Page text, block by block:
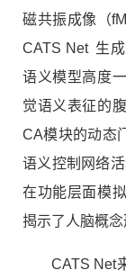
磁共振成像（
CATS Net 生
语义模型高度
觉语义表征的
CA模块的动态
语义控制网络
在功能层面模
揭示了人脑概念
CATS Net